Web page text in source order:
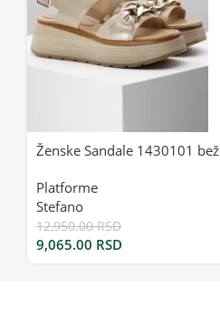
Ženske Sandale 1430101 bež
Platforme
Stefano
12,950.00RSD
9,065.00 RSD